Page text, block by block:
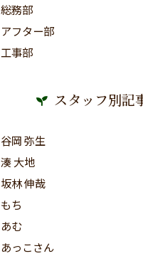
総務部
アフター部
工事部
スタッフ別記
谷岡 弥生
湊 大地
坂林 伸哉
もち
あむ
あっこさん